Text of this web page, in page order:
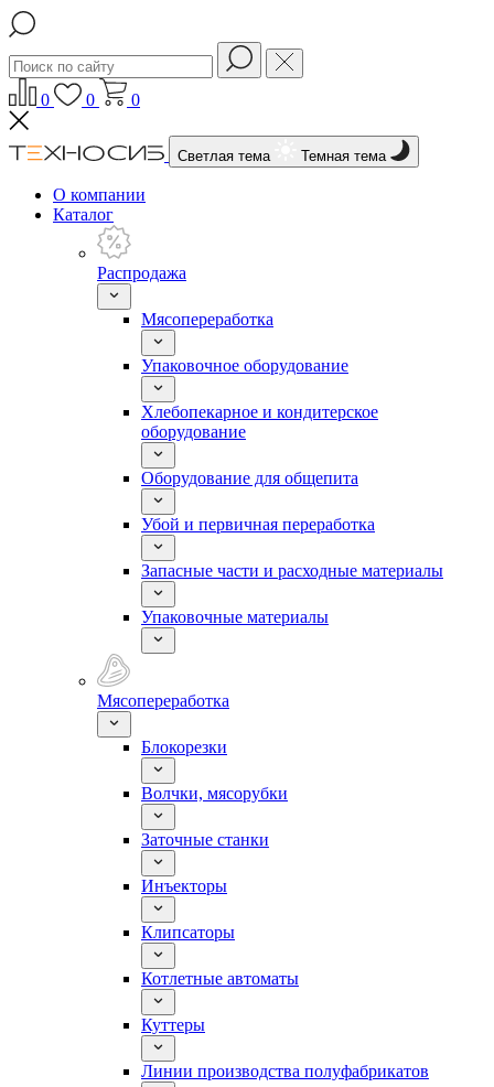
0 0 0
Светлая тема Темная тема
О компании
Каталог
Распродажа
Мясопереработка
Упаковочное оборудование
Хлебопекарное и кондитерское
оборудование
Оборудование для общепита
Убой и первичная переработка
Запасные части и расходные материалы
Упаковочные материалы
Мясопереработка
Блокорезки
Волчки, мясорубки
Заточные станки
Инъекторы
Клипсаторы
Котлетные автоматы
Куттеры
Линии производства полуфабрикатов